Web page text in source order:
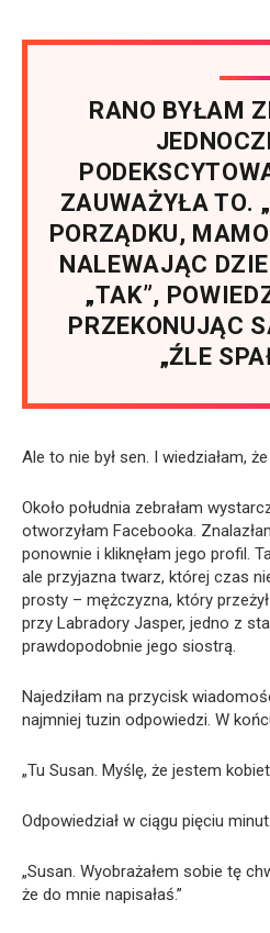
RANO BYŁAM
ZAUWAŻYŁA TO.
PORZĄDKU,
NALEWAJĄC
„TAK”,
PRZEKONUJĄC
„ŹLE
Ale to nie był sen. I wiedziałam,
Około południa zebrałam
otworzyłam Facebooka.
ponownie i kliknęłam jego profil.
ale przyjazna twarz, której czas
prosty – mężczyzna, który
przy Labradory Jasper, jedno z
prawdopodobnie jego siostrą.
Najedziłam na przycisk
najmniej tuzin odpowiedzi. W
„Tu Susan. Myślę, że jestem
Odpowiedział w ciągu pięciu minut.
„Susan. Wyobrażałem sobie tę
że do mnie napisałaś.”